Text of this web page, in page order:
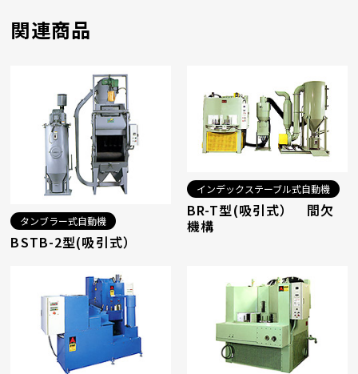
関連商品
タンブラー式自動機
BSTB-2型(吸引式）
インデックステーブル式自動機
BR-T型(吸引式） 間欠
機構